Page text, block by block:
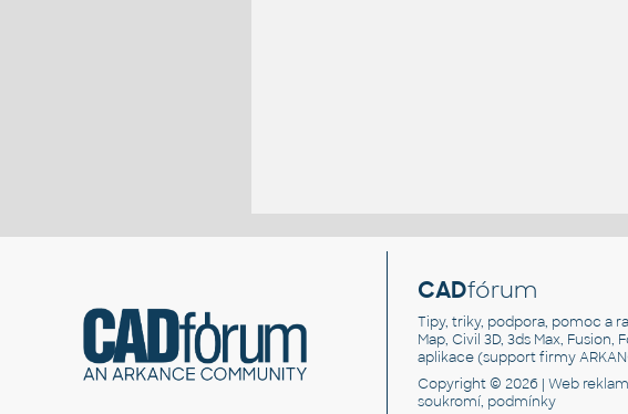
CADfórum
Tipy, triky, podpora, pomoc a
Map, Civil 3D, 3ds Max,
aplikace (support firmy
Copyright © 2026 |Web
soukromí, podmínky